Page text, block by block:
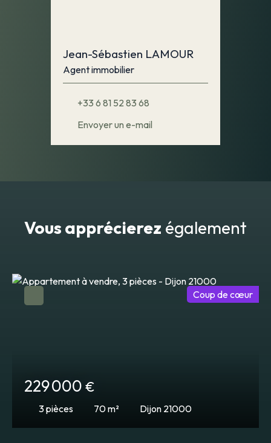
Jean-Sébastien LAMOUR
Agent immobilier
+33 6 81 52 83 68
Envoyer un e-mail
Vous apprécierez également
229 000 €
3pièces 70m² Dijon 21000
Coup de cœur